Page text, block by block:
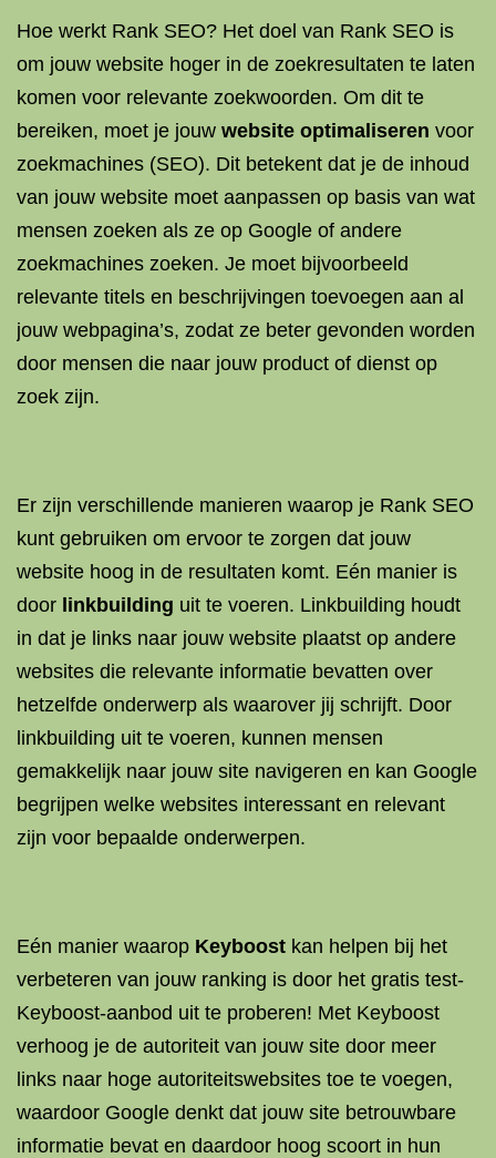
Hoe werkt Rank SEO? Het doel van Rank SEO is
om jouw website hoger in de zoekresultaten te laten
komen voor relevante zoekwoorden. Om dit te
bereiken, moet je jouw website optimaliseren voor
zoekmachines (SEO). Dit betekent dat je de inhoud
van jouw website moet aanpassen op basis van wat
mensen zoeken als ze op Google of andere
zoekmachines zoeken. Je moet bijvoorbeeld
relevante titels en beschrijvingen toevoegen aan al
jouw webpagina’s, zodat ze beter gevonden worden
door mensen die naar jouw product of dienst op
zoek zijn.
Er zijn verschillende manieren waarop je Rank SEO
kunt gebruiken om ervoor te zorgen dat jouw
website hoog in de resultaten komt. Eén manier is
door linkbuilding uit te voeren. Linkbuilding houdt
in dat je links naar jouw website plaatst op andere
websites die relevante informatie bevatten over
hetzelfde onderwerp als waarover jij schrijft. Door
linkbuilding uit te voeren, kunnen mensen
gemakkelijk naar jouw site navigeren en kan Google
begrijpen welke websites interessant en relevant
zijn voor bepaalde onderwerpen.
Eén manier waarop Keyboost kan helpen bij het
verbeteren van jouw ranking is door het gratis test-
Keyboost-aanbod uit te proberen! Met Keyboost
verhoog je de autoriteit van jouw site door meer
links naar hoge autoriteitswebsites toe te voegen,
waardoor Google denkt dat jouw site betrouwbare
informatie bevat en daardoor hoog scoort in hun